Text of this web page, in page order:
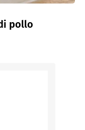
pollo